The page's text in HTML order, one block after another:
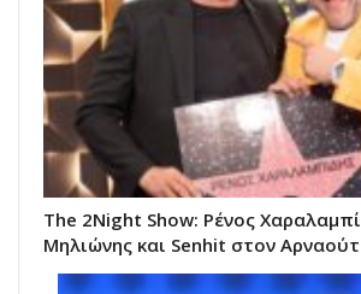
The 2Night Show: Ρένος
Μηλιώνης και Senhit στον